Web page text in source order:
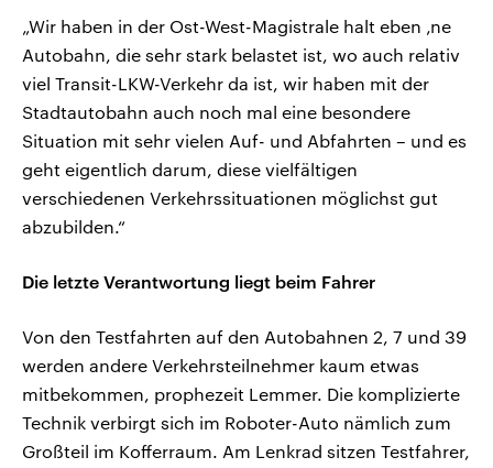
„Wir haben in der Ost-West-Magistrale halt eben ‚ne
Autobahn, die sehr stark belastet ist, wo auch relativ
viel Transit-LKW-Verkehr da ist, wir haben mit der
Stadtautobahn auch noch mal eine besondere
Situation mit sehr vielen Auf- und Abfahrten – und es
geht eigentlich darum, diese vielfältigen
verschiedenen Verkehrssituationen möglichst gut
abzubilden.“
Die letzte Verantwortung liegt beim Fahrer
Von den Testfahrten auf den Autobahnen 2, 7 und 39
werden andere Verkehrsteilnehmer kaum etwas
mitbekommen, prophezeit Lemmer. Die komplizierte
Technik verbirgt sich im Roboter-Auto nämlich zum
Großteil im Kofferraum. Am Lenkrad sitzen Testfahrer,